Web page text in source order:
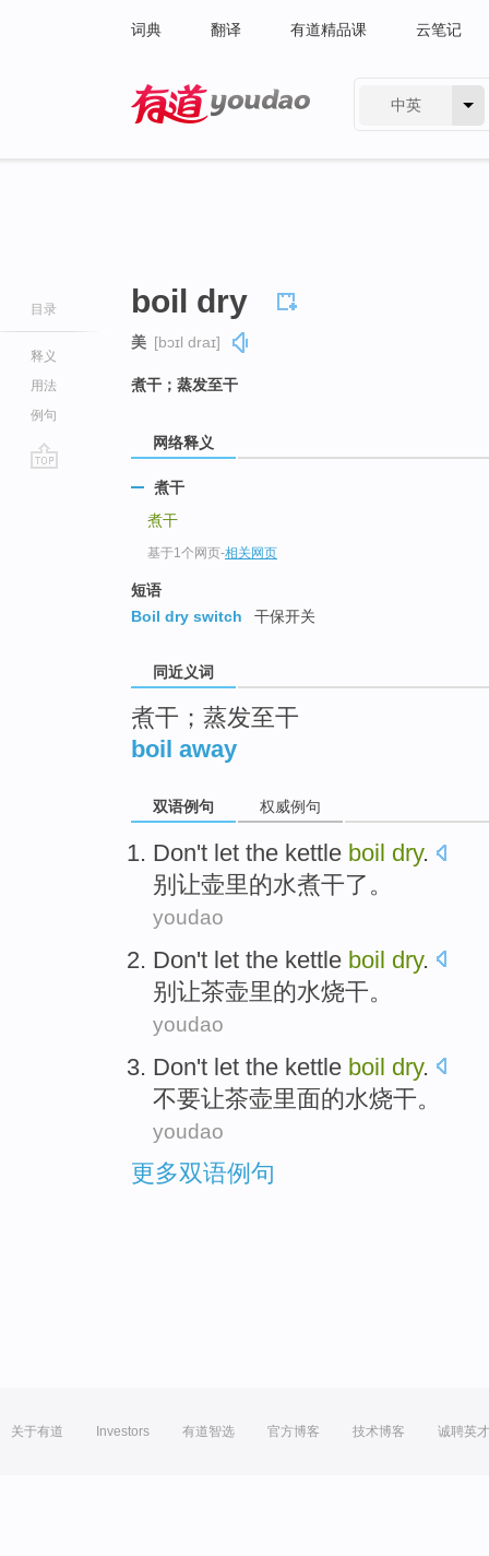
词典 翻译 有道精品课 云笔记
中英
目录
释义
用法
例句
boil dry
美 [bɔɪl draɪ]
煮干；蒸发至干
网络释义
煮干
煮干
基于1个网页-相关网页
短语
Boil dry switch
干保开关
同近义词
煮干；蒸发至干
boil away
双语例句 权威例句
Don't let the kettle boil dry.
别 让壶里的水煮干了 。
youdao
Don't let the kettle boil dry.
别 让茶壶里的水烧干。
youdao
Don't let the kettle boil dry.
不要让茶壶里面的水烧干。
youdao
更多双语例句
关于有道 Investors 有道智选 官方博客 技术博客 诚聘英才